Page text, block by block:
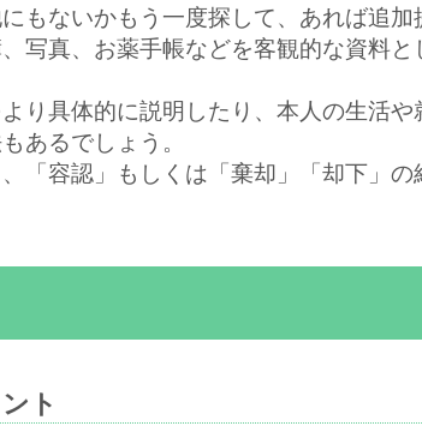
もないかもう一度探して、あれば追加
写真、お薬手帳などを客観的な資料と
り具体的に説明したり、本人の生活や
あるでしょう。
「容認」もしくは「棄却」「却下」の
ト